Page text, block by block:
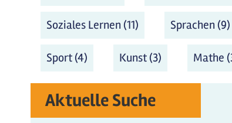
Soziales Lernen (11) Soziales Lernen
Sprachen (9)
Sport (4) Sport Filter anwenden
Kunst (3) Kunst Filter
Mathe
Aktuelle Suche